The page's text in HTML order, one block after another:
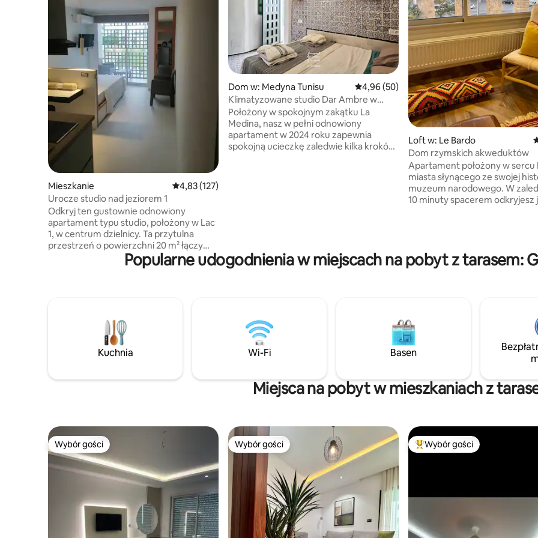
Mieszkanie Średnia ocena: 4,83 na 5, liczba recenzji: 127
4,83 (127)
Urocze studio nad jeziorem 1
Odkryj ten gustownie odnowiony
apartament typu studio, położony w Lac
1, w centrum dzielnicy. Ta przytulna
przestrzeń o powierzchni 20 m² łączy
w sobie komfort, nowoczesność
i praktyczność. Idealne dla podróżnych
pełni wyposażony aneks kuchenny,
telewizor Smart TV, Wi-Fi Ergonomiczny
design: włoski prysznic, wygodne łóżko z
biurkiem i wbudowanym oświetleniem,
Dom w: Medyna Tunisu Średnia ocena: 4,96 na 5, liczba recenzji: 50
4,96 (50)
Klimatyzowane studio Dar Ambre w
Medynie
Położony w spokojnym zakątku La
Medina, nasz w pełni odnowiony
apartament w 2024 roku zapewnia
spokojną ucieczkę zaledwie kilka kroków
bazę do odkrywania bogatej historii
Tunisu.
Loft w: Le Bardo
Dom rzymskich akweduktów
Apartament położony w sercu
miasta słynącego ze swojej
muzeum narodowego. W
10 minuty spacerem odkryjesz
sklepami, restauracjami i
Znajdujesz się zaledwie 15
Popularne udogodnienia w miejscach na pobyt z tarasem:
Kuchnia Wi-Fi Basen
Miejsca na pobyt w mieszkaniach z
Wybór gości
Wybór gości Wybór gości
Wybór gości Najpopularniejsze z kategorii
Wybór gości